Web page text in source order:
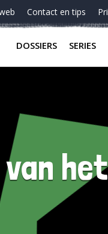
Contact en tips
DOSSIERS SERIES